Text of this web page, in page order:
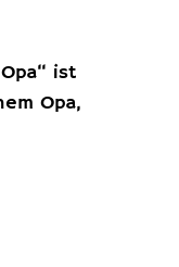
ist
Opa,